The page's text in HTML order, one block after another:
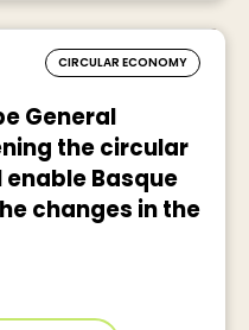
CIRCULAR ECONOMY
General
the circular
Basque
changes in the